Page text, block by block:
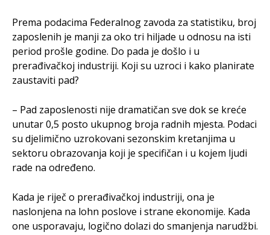
Prema podacima Federalnog zavoda za statistiku, broj
zaposlenih je manji za oko tri hiljade u odnosu na isti
period prošle godine. Do pada je došlo i u
prerađivačkoj industriji. Koji su uzroci i kako planirate
zaustaviti pad?
– Pad zaposlenosti nije dramatičan sve dok se kreće
unutar 0,5 posto ukupnog broja radnih mjesta. Podaci
su djelimično uzrokovani sezonskim kretanjima u
sektoru obrazovanja koji je specifičan i u kojem ljudi
rade na određeno.
Kada je riječ o prerađivačkoj industriji, ona je
naslonjena na lohn poslove i strane ekonomije. Kada
one usporavaju, logično dolazi do smanjenja narudžbi.